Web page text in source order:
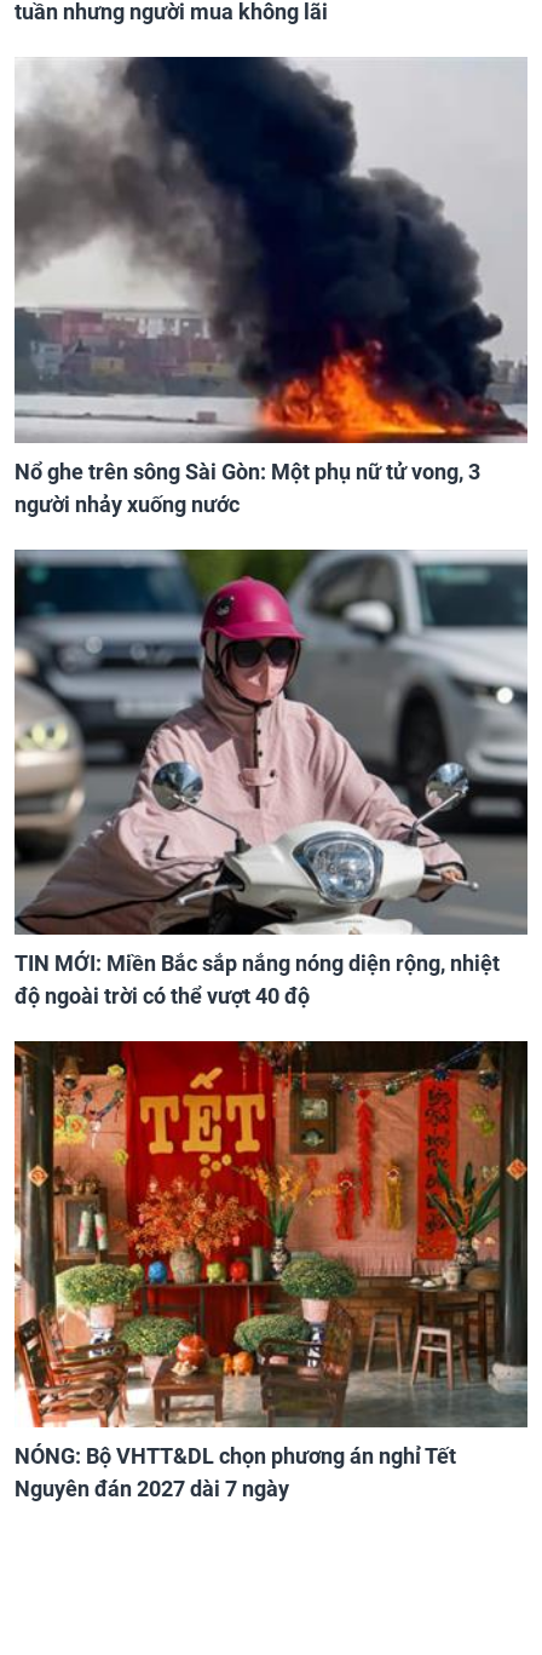
tuần nhưng người mua không lãi
Nổ ghe trên sông Sài Gòn: Một phụ nữ tử vong, 3
người nhảy xuống nước
TIN MỚI: Miền Bắc sắp nắng nóng diện rộng, nhiệt
độ ngoài trời có thể vượt 40 độ
NÓNG: Bộ VHTT&DL chọn phương án nghỉ Tết
Nguyên đán 2027 dài 7 ngày